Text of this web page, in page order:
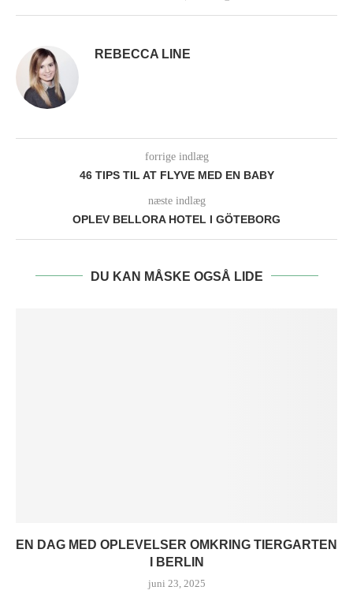
REBECCA LINE
forrige indlæg
46 TIPS TIL AT FLYVE MED EN BABY
næste indlæg
OPLEV BELLORA HOTEL I GÖTEBORG
DU KAN MÅSKE OGSÅ LIDE
EN DAG MED OPLEVELSER OMKRING TIERGARTEN
I BERLIN
juni 23, 2025